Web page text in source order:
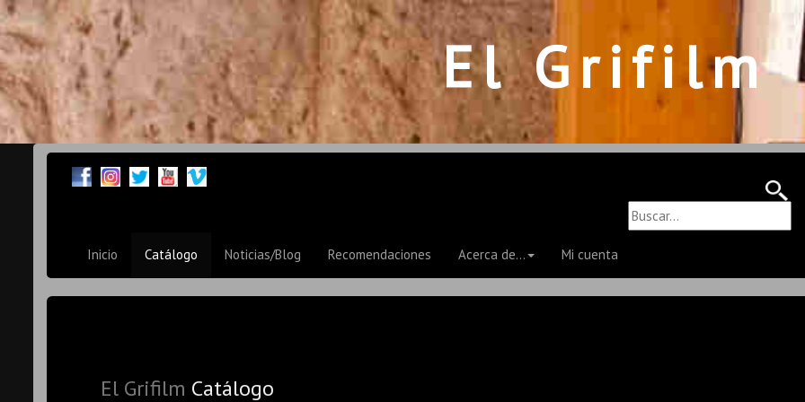
El Grifilm
Inicio Catálogo Noticias/Blog Recomendaciones Acerca de... Mi cuenta
El Grifilm Catálogo